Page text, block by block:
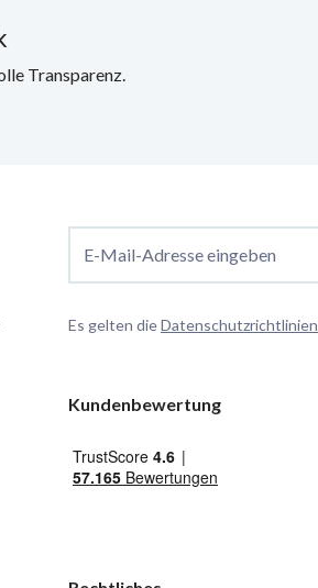
Transparenz.
E-Mail-Adresse eingeben
Es gelten dieDatenschutzrichtlinien
Kundenbewertung